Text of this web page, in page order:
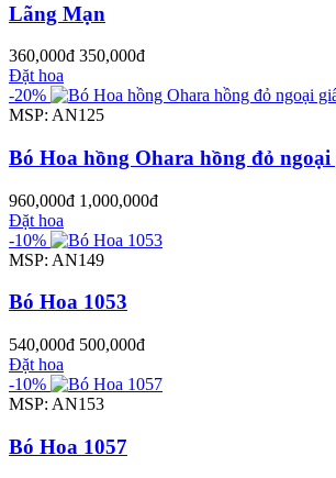
Lãng Mạn
360,000đ 350,000đ
Đặt hoa
-20%
MSP: AN125
Bó Hoa hồng Ohara hồng đỏ ngoại
960,000đ 1,000,000đ
Đặt hoa
-10%
MSP: AN149
Bó Hoa 1053
540,000đ 500,000đ
Đặt hoa
-10%
MSP: AN153
Bó Hoa 1057